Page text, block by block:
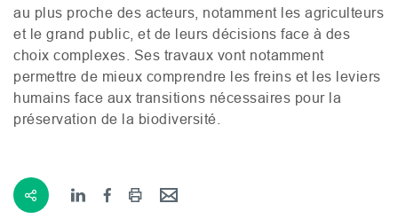
au plus proche des acteurs, notamment les agriculteurs
et le grand public, et de leurs décisions face à des
choix complexes. Ses travaux vont notamment
permettre de mieux comprendre les freins et les leviers
humains face aux transitions nécessaires pour la
préservation de la biodiversité.